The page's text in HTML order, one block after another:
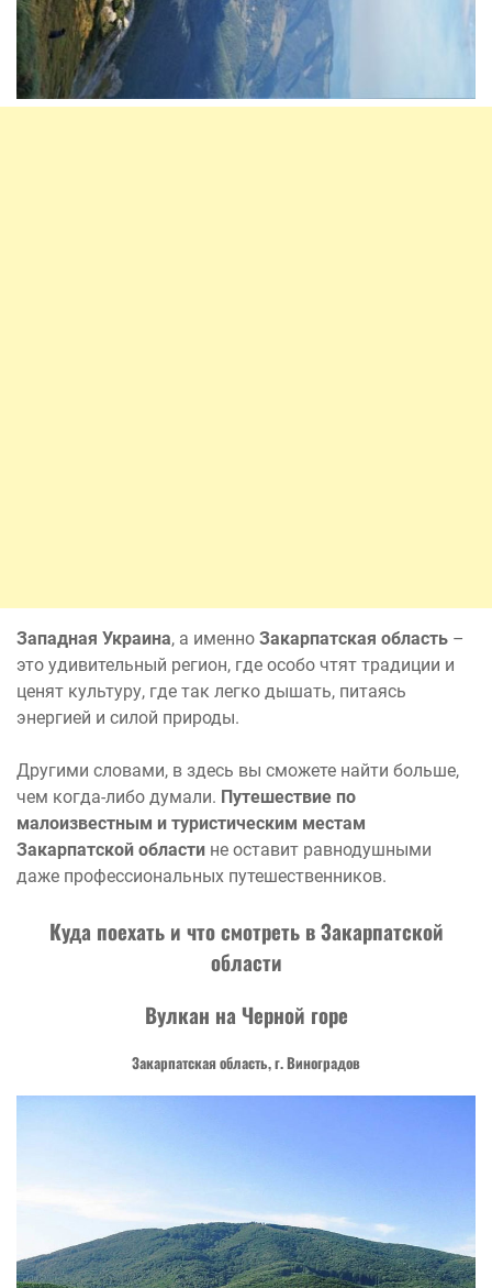
Западная Украина, а именно Закарпатская область –
это удивительный регион, где особо чтят традиции и
ценят культуру, где так легко дышать, питаясь
энергией и силой природы.
Другими словами, в здесь вы сможете найти больше,
чем когда-либо думали. Путешествие по
малоизвестным и туристическим местам
Закарпатской области не оставит равнодушными
даже профессиональных путешественников.
Куда поехать и что смотреть в Закарпатской
области
Вулкан на Черной горе
Закарпатская область, г. Виноградов